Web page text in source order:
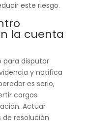
este riesgo.
la cuenta
disputar
y notifica
es serio,
cargos
Actuar
de resolución